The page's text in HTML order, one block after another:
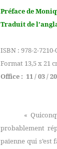
Préface de
Traduit de
ISBN : 978-2-7210-
Format 13,5 x 21
Office : 11 / 03 /
«
probablement
païenne qui s’est